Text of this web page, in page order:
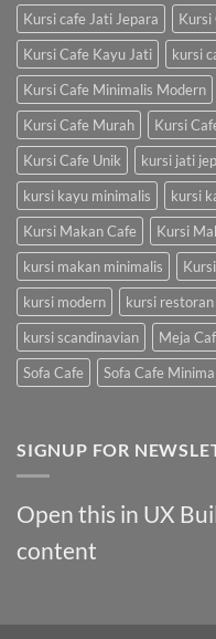
Kursi cafe Jati Jepara
Kursi
Kursi Cafe Kayu Jati
kursi
Kursi Cafe Minimalis Modern
Kursi Cafe Murah
Kursi
Kursi Cafe Unik
kursi jati
kursi kayu minimalis
kursi
Kursi Makan Cafe
Kursi
kursi makan minimalis
kursi modern
kursi restoran
kursi scandinavian
Meja
Sofa Cafe
Sofa Cafe
SIGNUP FOR
Open this in UX
content